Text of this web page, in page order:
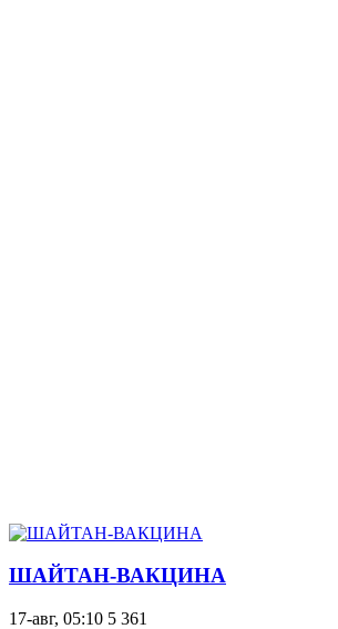
ШАЙТАН-ВАКЦИНА
17-авг, 05:10 5 361